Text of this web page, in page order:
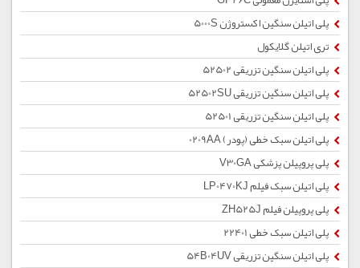
پلی اتیلن سنگین اکستروژن 5000S
تری اتیلن گلایکول
پلی اتیلن سنگین تزریقی 52502
پلی اتیلن سنگین تزریقی 52502SU
پلی اتیلن سنگین تزریقی 52501
پلی اتیلن سبک خطی (پودر) 0209AA
پلی پروپیلن پزشکی V30GA
پلی اتیلن سبک فیلم LP0470KJ
پلی پروپیلن فیلم ZH525J
پلی اتیلن سبک خطی 22401
پلی اتیلن سنگین تزریقی 54B04UV